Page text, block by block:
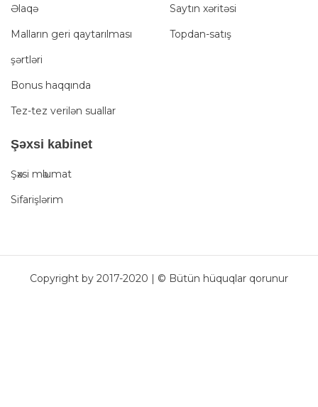
Əlaqə
Malların geri qaytarılması
şərtləri
Bonus haqqında
Tez-tez verilən suallar
Saytın xəritəsi
Topdan-satış
Şәxsi kabinet
Şәxsi mәlumat
Sifarişlərim
Copyright by 2017-2020 | © Bütün hüquqlar qorunur